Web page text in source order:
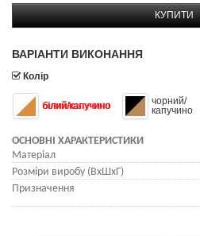
КУПИТИ
ВАРІАНТИ ВИКОНАННЯ
Колір
білий/капучино
чорний/
капучино
ОСНОВНІ ХАРАКТЕРИСТИКИ
Матеріал
Розміри виробу (ВхШхГ)
Призначення